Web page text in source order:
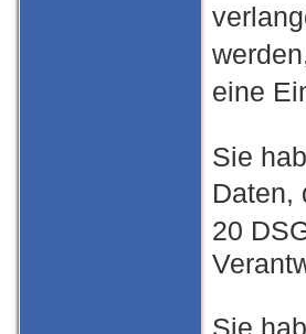
eine
Sie
Daten,
20
Sie